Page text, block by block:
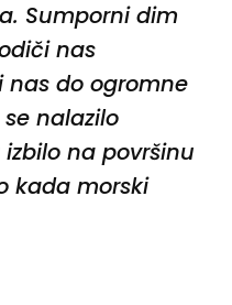
Sumporni dim
nas
nas do ogromne
nalazilo
na površinu
kada morski